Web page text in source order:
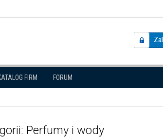
FIRM FORUM
Perfumy i wody